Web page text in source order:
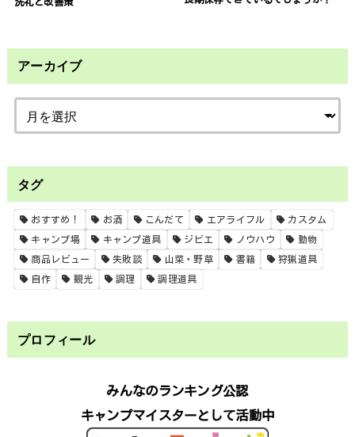
アーカイブ
タグ
おすすめ！ お酒 こんだて エアライフル カスタム
キャンプ場 キャンプ道具 ジビエ ノウハウ 動物
商品レビュー 失敗談 山菜・野草 書籍 狩猟道具
自作 観光 調理 調理道具
プロフィール
みんなのランキング公認
キャンプマイスターとして活動中